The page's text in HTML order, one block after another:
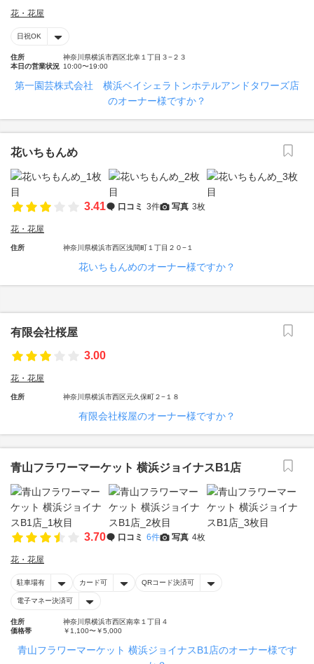
花・花屋
日祝OK
住所
神奈川県横浜市西区北幸１丁目３−２３
本日の営業状況 10:00〜19:00
第一園芸株式会社 横浜ベイシェラトンホテルアンドタワーズ店
のオーナー様ですか？
花いちもんめ
3.41 口コミ 3件 写真 3枚
花・花屋
住所 神奈川県横浜市西区浅間町１丁目２０−１
花いちもんめのオーナー様ですか？
有限会社桜屋
3.00
花・花屋
住所 神奈川県横浜市西区元久保町２−１８
有限会社桜屋のオーナー様ですか？
青山フラワーマーケット 横浜ジョイナスB1店
3.70 口コミ 6件 写真 4枚
花・花屋
駐車場有 カード可 QRコード決済可
電子マネー決済可
住所
神奈川県横浜市西区南幸１丁目４
価格帯
￥1,100〜￥5,000
青山フラワーマーケット 横浜ジョイナスB1店のオーナー様です